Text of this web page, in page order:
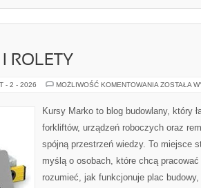
ROLETY
- 2 - 2026 MOŻLIWOŚĆ KOMENTOWANIA OKNA,
ROLETY
ZOSTAŁA
Kursy Marko to blog budowlany, który
forkliftów, urządzeń roboczych oraz
spójną przestrzeń wiedzy. To miejsce
myślą o osobach, które chcą
rozumieć, jak funkcjonuje plac